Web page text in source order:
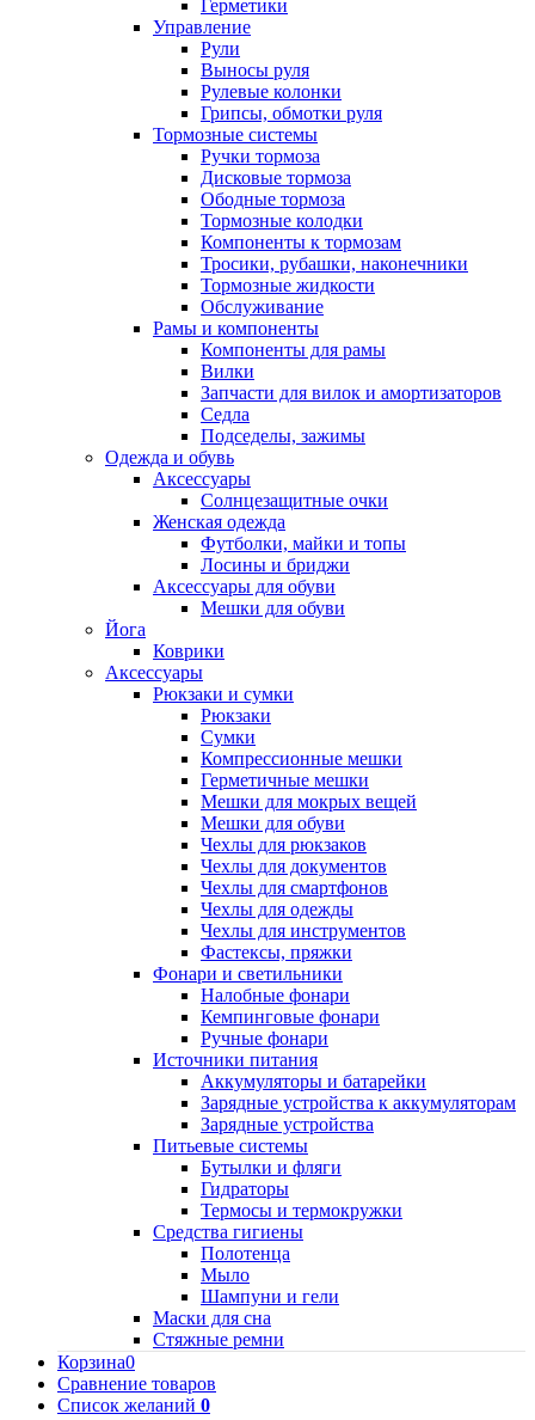
Герметики
Управление
Рули
Выносы руля
Рулевые колонки
Грипсы, обмотки руля
Тормозные системы
Ручки тормоза
Дисковые тормоза
Ободные тормоза
Тормозные колодки
Компоненты к тормозам
Тросики, рубашки, наконечники
Тормозные жидкости
Обслуживание
Рамы и компоненты
Компоненты для рамы
Вилки
Запчасти для вилок и амортизаторов
Седла
Подседелы, зажимы
Одежда и обувь
Аксессуары
Солнцезащитные очки
Женская одежда
Футболки, майки и топы
Лосины и бриджи
Аксессуары для обуви
Мешки для обуви
Йога
Коврики
Аксессуары
Рюкзаки и сумки
Рюкзаки
Сумки
Компрессионные мешки
Герметичные мешки
Мешки для мокрых вещей
Мешки для обуви
Чехлы для рюкзаков
Чехлы для документов
Чехлы для смартфонов
Чехлы для одежды
Чехлы для инструментов
Фастексы, пряжки
Фонари и светильники
Налобные фонари
Кемпинговые фонари
Ручные фонари
Источники питания
Аккумуляторы и батарейки
Зарядные устройства к аккумуляторам
Зарядные устройства
Питьевые системы
Бутылки и фляги
Гидраторы
Термосы и термокружки
Средства гигиены
Полотенца
Мыло
Шампуни и гели
Маски для сна
Стяжные ремни
Корзина0
Сравнение товаров
Список желаний 0